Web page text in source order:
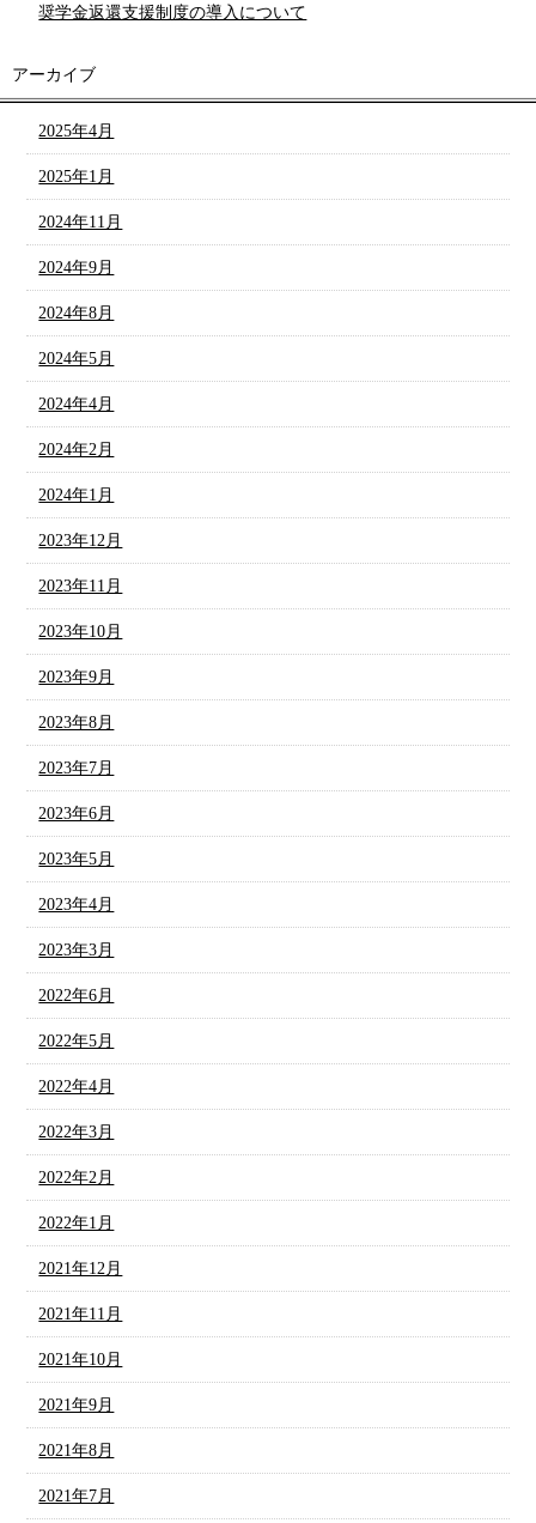
奨学金返還支援制度の導入について
アーカイブ
2025年4月
2025年1月
2024年11月
2024年9月
2024年8月
2024年5月
2024年4月
2024年2月
2024年1月
2023年12月
2023年11月
2023年10月
2023年9月
2023年8月
2023年7月
2023年6月
2023年5月
2023年4月
2023年3月
2022年6月
2022年5月
2022年4月
2022年3月
2022年2月
2022年1月
2021年12月
2021年11月
2021年10月
2021年9月
2021年8月
2021年7月